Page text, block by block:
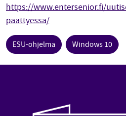
https://www.entersenior.fi/
paattyessa/
ESU-ohjelma Windows 10